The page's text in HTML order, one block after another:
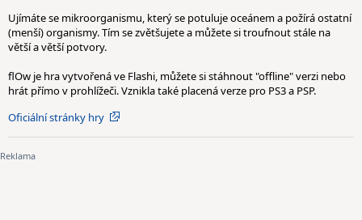
Ujímáte se mikroorganismu, který se potuluje oceánem a požírá ostatní
(menší) organismy. Tím se zvětšujete a můžete si troufnout stále na
větší a větší potvory.
flOw je hra vytvořená ve Flashi, můžete si stáhnout "offline" verzi nebo
hrát přímo v prohlížeči. Vznikla také placená verze pro PS3 a PSP.
Oficiální stránky hry